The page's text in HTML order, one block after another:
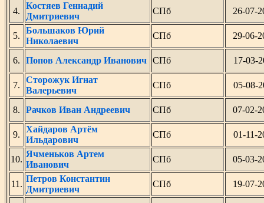
4.
Костяев Геннадий
Дмитриевич
СПб 26-07-
5.
Большаков Юрий
Николаевич
СПб 29-06-
6. Попов Александр Иванович СПб 17-03-
7.
Сторожук Игнат
Валерьевич
СПб 05-08-
8. Рачков Иван Андреевич СПб 07-02-
9.
Хайдаров Артём
Ильдарович
СПб 01-11-
10.
Ячменьков Артем
Иванович
СПб 05-03-
11.
Петров Константин
Дмитриевич
СПб 19-07-